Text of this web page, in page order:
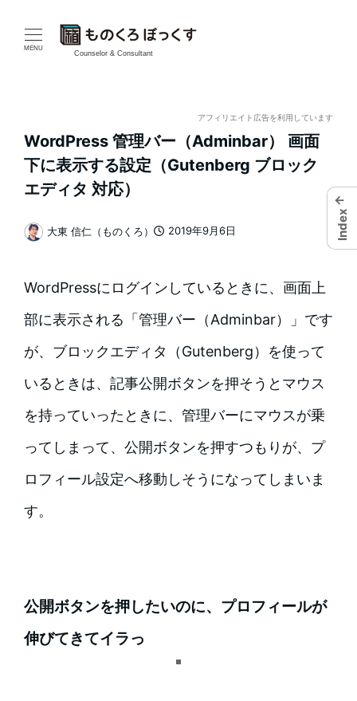
MENU
Counselor & Consultant
アフィリエイト広告を利用しています
WordPress 管理バー（Adminbar） 画面
下に表示する設定（Gutenberg ブロック
エディタ 対応）
2019年9月6日
著
大東 信仁（ものくろ）
WordPressにログインしているときに、画面上
部に表示される「管理バー（Adminbar）」です
が、ブロックエディタ（Gutenberg）を使って
いるときは、記事公開ボタンを押そうとマウス
を持っていったときに、管理バーにマウスが乗
ってしまって、公開ボタンを押すつもりが、プ
ロフィール設定へ移動しそうになってしまいま
す。
公開ボタンを押したいのに、プロフィールが
伸びてきてイラっ
←
Index